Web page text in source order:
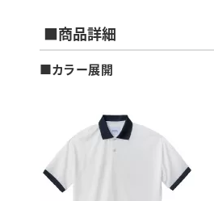
■商品詳細
■カラー展開